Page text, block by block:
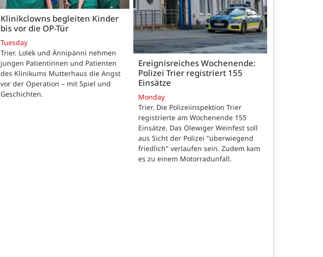
Klinikclowns begleiten Kinder
bis vor die OP-Tür
Tuesday
Trier. Lolek und Ännipänni nehmen
jungen Patientinnen und Patienten
des Klinikums Mutterhaus die Angst
vor der Operation – mit Spiel und
Geschichten.
Ereignisreiches Wochenende:
Polizei Trier registriert 155
Einsätze
Monday
Trier. Die Polizeiinspektion Trier
registrierte am Wochenende 155
Einsätze. Das Olewiger Weinfest soll
aus Sicht der Polizei "überwiegend
friedlich" verlaufen sein. Zudem kam
es zu einem Motorradunfall.